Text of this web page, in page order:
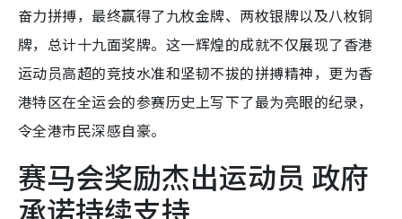
奋力拼搏，最终赢得了九枚金牌、两枚银牌以及八枚铜
牌，总计十九面奖牌。这一辉煌的成就不仅展现了香港
运动员高超的竞技水准和坚韧不拔的拼搏精神，更为香
港特区在全运会的参赛历史上写下了最为亮眼的纪录，
令全港市民深感自豪。
赛马会奖励杰出运动员 政府
承诺持续支持